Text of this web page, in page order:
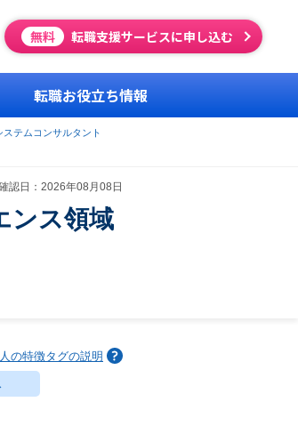
無料 転職支援サービスに申し込む
転職お役立ち情報
テムコンサルタント
認日：2026年08月08日
ンス領域
の特徴タグの説明